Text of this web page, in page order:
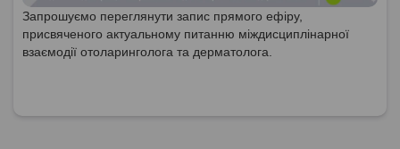
Запрошуємо переглянути запис прямого ефіру,
присвяченого актуальному питанню міждисциплінарної
взаємодії отоларинголога та дерматолога.